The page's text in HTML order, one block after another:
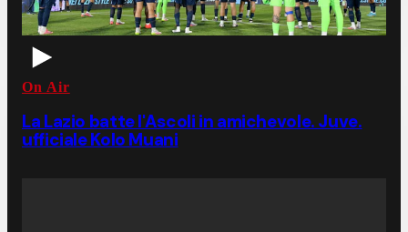
On Air
La Lazio batte l'Ascoli in amichevole. Juve.
ufficiale Kolo Muani